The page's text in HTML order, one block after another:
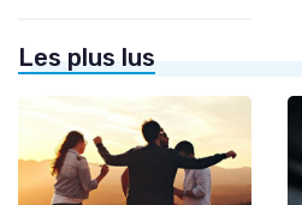
Les plus lus